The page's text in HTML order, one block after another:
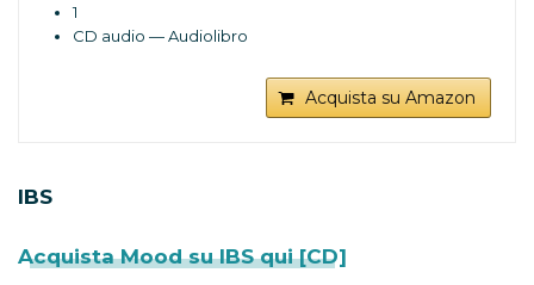
1
CD audio — Audiolibro
Acquista su Amazon
IBS
Acquista Mood su IBS qui [CD]